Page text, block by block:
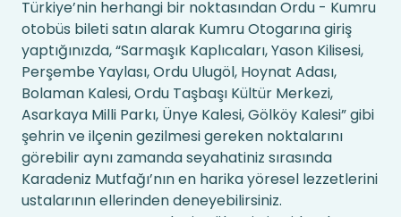
Türkiye’nin herhangi bir noktasından Ordu - Kumru
otobüs bileti satın alarak Kumru Otogarına giriş
yaptığınızda, “Sarmaşık Kaplıcaları, Yason Kilisesi,
Perşembe Yaylası, Ordu Ulugöl, Hoynat Adası,
Bolaman Kalesi, Ordu Taşbaşı Kültür Merkezi,
Asarkaya Milli Parkı, Ünye Kalesi, Gölköy Kalesi” gibi
şehrin ve ilçenin gezilmesi gereken noktalarını
görebilir aynı zamanda seyahatiniz sırasında
Karadeniz Mutfağı’nın en harika yöresel lezzetlerini
ustalarının ellerinden deneyebilirsiniz.